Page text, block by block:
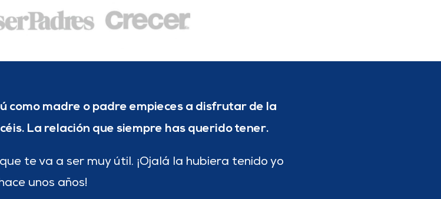
como madre o padre empieces a disfrutar de la
La relación que siempre has querido tener.
te va a ser muy útil. ¡Ojalá la hubiera tenido yo
unos años!